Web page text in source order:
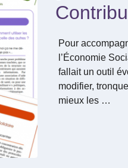
Pour
l’Économie
fallait un outil
modifier,
mieux les …